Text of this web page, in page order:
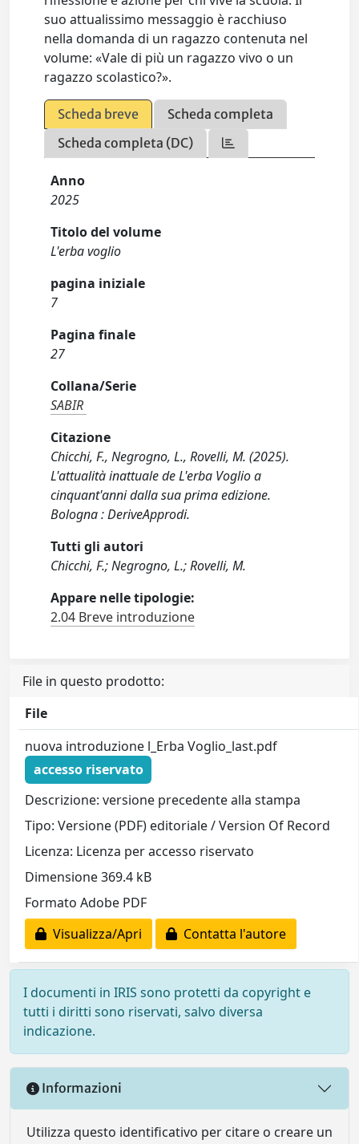
suo attualissimo messaggio è racchiuso
nella domanda di un ragazzo contenuta nel
volume: «Vale di più un ragazzo vivo o un
ragazzo scolastico?».
Scheda breve
Scheda completa
Scheda completa (DC)
Anno
2025
Titolo del volume
L'erba voglio
pagina iniziale
7
Pagina finale
27
Collana/Serie
SABIR
Citazione
Chicchi, F., Negrogno, L., Rovelli, M. (2025).
L'attualità inattuale de L'erba Voglio a
cinquant'anni dalla sua prima edizione.
Bologna : DeriveApprodi.
Tutti gli autori
Chicchi, F.; Negrogno, L.; Rovelli, M.
Appare nelle tipologie:
2.04 Breve introduzione
File in questo prodotto:
File
nuova introduzione l_Erba Voglio_last.pdf
accesso riservato
Descrizione: versione precedente alla stampa
Tipo: Versione (PDF) editoriale / Version Of Record
Licenza: Licenza per accesso riservato
Dimensione 369.4 kB
Formato Adobe PDF
Visualizza/Apri
Contatta l'autore
I documenti in IRIS sono protetti da copyright e
tutti i diritti sono riservati, salvo diversa
indicazione.
Informazioni
Utilizza questo identificativo per citare o creare un